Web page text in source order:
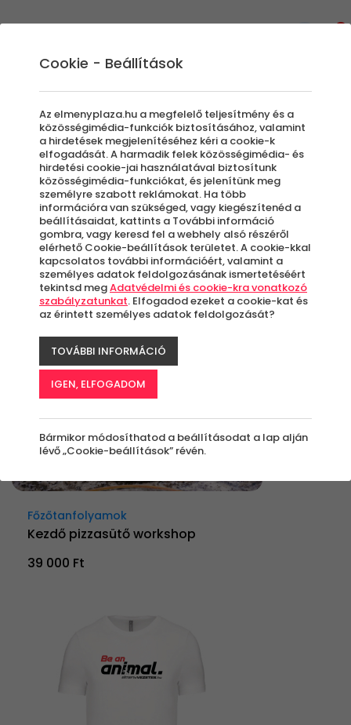
404 - A keresett oldal nem
található!
A keresett oldal sajnos nem található!
Kérlek, tekintsd meg kiemelt
ajánlatainkat!
Főzőtanfolyamok
Kezdő pizzasütő workshop
39 000 Ft
Cookie - Beállítások
Az elmenyplaza.hu a megfelelő teljesítmény és a
közösségimédia-funkciók biztosításához, valamint
a hirdetések megjelenítéséhez kéri a cookie-k
elfogadását. A harmadik felek közösségimédia- és
hirdetési cookie-jai használatával biztosítunk
közösségimédia-funkciókat, és jelenítünk meg
személyre szabott reklámokat. Ha több
információra van szükséged, vagy kiegészítenéd a
beállításaidat, kattints a További információ
gombra, vagy keresd fel a webhely alsó részéről
elérhető Cookie-beállítások területet. A cookie-kkal
kapcsolatos további információért, valamint a
személyes adatok feldolgozásának ismertetéséért
tekintsd megAdatvédelmi és cookie-kra vonatkozó
szabályzatunkat. Elfogadod ezeket a cookie-kat és
az érintett személyes adatok feldolgozását?
TOVÁBBI INFORMÁCIÓ
IGEN, ELFOGADOM
Bármikor módosíthatod a beállításodat a lap alján
lévő „Cookie-beállítások” révén.